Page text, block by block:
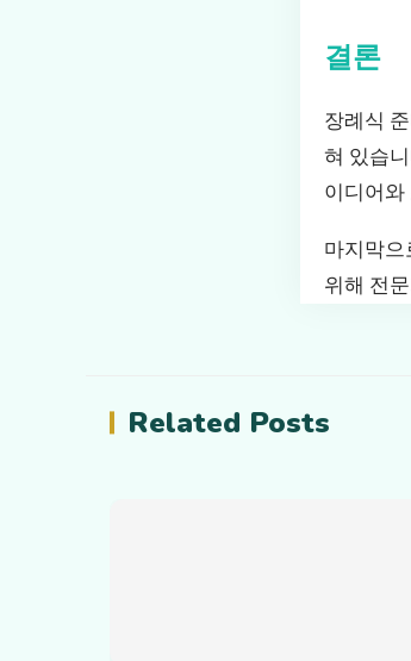
결론
장례식
혀 있습
이디어
마지막으
위해 전
Related Posts